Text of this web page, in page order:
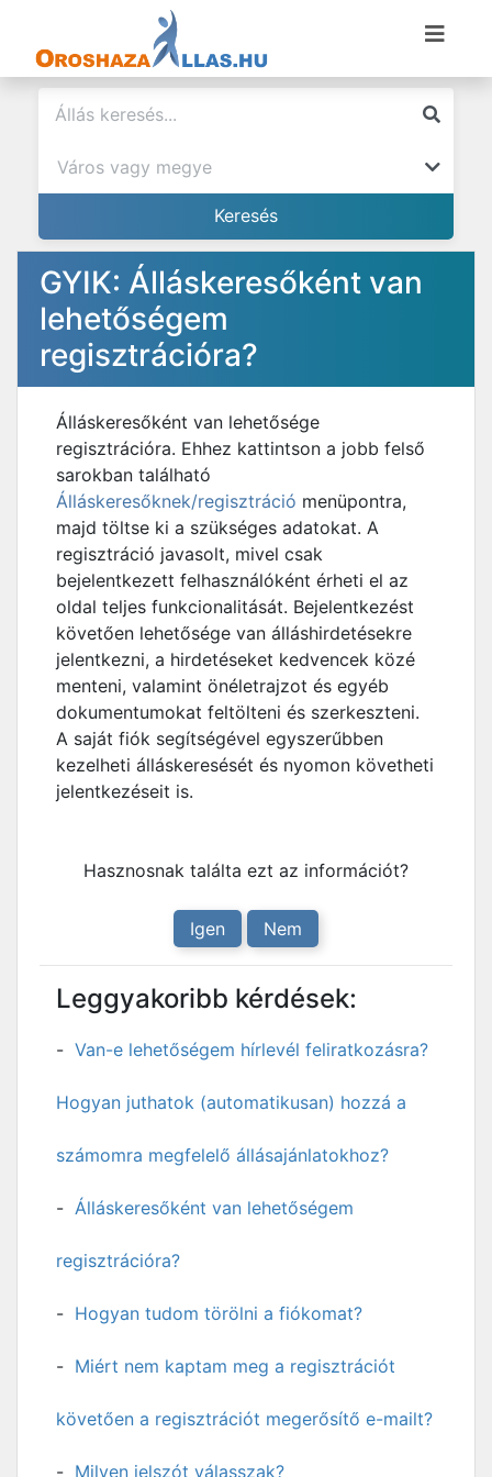
GYIK: Álláskeresőként van
lehetőségem
regisztrációra?
Álláskeresőként van lehetősége
regisztrációra. Ehhez kattintson a jobb felső
sarokban található
Álláskeresőknek/regisztráció menüpontra,
majd töltse ki a szükséges adatokat. A
regisztráció javasolt, mivel csak
bejelentkezett felhasználóként érheti el az
oldal teljes funkcionalitását. Bejelentkezést
követően lehetősége van álláshirdetésekre
jelentkezni, a hirdetéseket kedvencek közé
menteni, valamint önéletrajzot és egyéb
dokumentumokat feltölteni és szerkeszteni.
A saját fiók segítségével egyszerűbben
kezelheti álláskeresését és nyomon követheti
jelentkezéseit is.
Hasznosnak találta ezt az információt?
Igen Nem
Leggyakoribb kérdések:
Van-e lehetőségem hírlevél feliratkozásra?
Hogyan juthatok (automatikusan) hozzá a
számomra megfelelő állásajánlatokhoz?
Álláskeresőként van lehetőségem
regisztrációra?
Hogyan tudom törölni a fiókomat?
Miért nem kaptam meg a regisztrációt
követően a regisztrációt megerősítő e-mailt?
Milyen jelszót válasszak?